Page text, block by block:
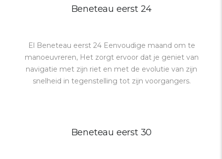
Beneteau eerst 24
El Beneteau eerst 24 Eenvoudige maand om te
manoeuvreren, Het zorgt ervoor dat je geniet van
navigatie met zijn riet en met de evolutie van zijn
snelheid in tegenstelling tot zijn voorgangers.
Beneteau eerst 30